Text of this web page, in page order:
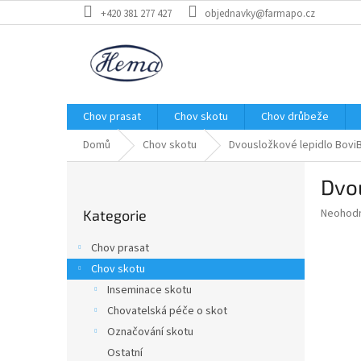
na
+420 381 277 427 objednavky@farmapo.cz
Chov prasat Chov skotu Chov drůbeže
Domů
Chov skotu Dvousložkové lepidlo
a
n
kategorie
Kategorie
Chov prasat
Chov skotu
Inseminace skotu
Chovatelská péče o skot
Označování skotu
Ostatní